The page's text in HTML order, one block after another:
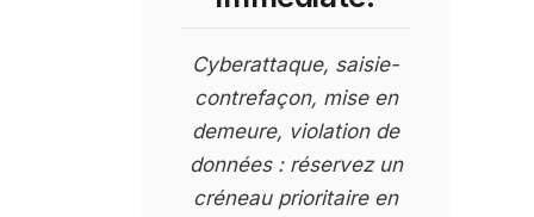
Cyberattaque, saisie-
contrefaçon, mise en
demeure, violation de
données : réservez un
créneau prioritaire en